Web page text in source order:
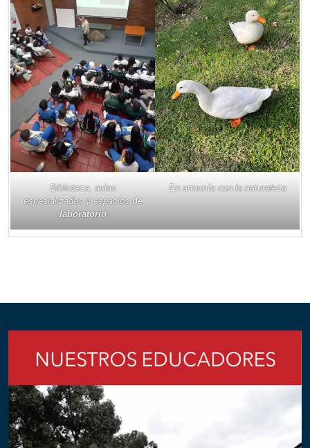
Biblioteca, aulas
especializadas y espaciosde
laboratorio
En armonía con la naturaleza